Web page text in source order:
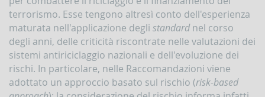
di
anomalia
Criteri
per
la
gestione
delle
comunicazioni
terrorismo. Esse tengono altresì conto dell'esperienza
maturata nell'applicazione degli standardnel corso
degli anni, delle criticità riscontrate nelle valutazioni dei
sistemi antiriciclaggio nazionali e dell'evoluzione dei
rischi. In particolare, nelle Raccomandazioni viene
adottato un approccio basato sul rischio (risk-based